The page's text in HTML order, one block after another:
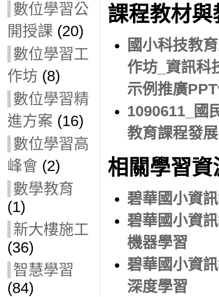
數位學習公
開授課 (20)
數位學習工
作坊 (8)
數位學習精
進方案 (16)
數位學習高
峰會 (2)
數學教育
(1)
新大樓施工
(36)
智慧學習
(84)
課程教材
國小科技教
作坊_資訊科
示例推廣
1090611_國
教育課程發
相關學習資
碧華國小資
碧華國小資
機器學習
碧華國小資
深度學習